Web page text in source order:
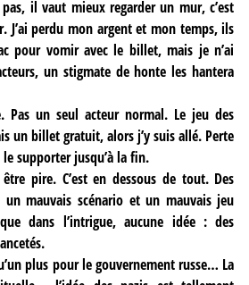
il vaut mieux regarder un mur, c’est
J’ai perdu mon argent et mon temps, ils
pour vomir avec le billet, mais je n’ai
un stigmate de honte les hantera
Pas un seul acteur normal. Le jeu des
un billet gratuit, alors j’y suis allé. Perte
le supporter jusqu’à la fin.
pire. C’est en dessous de tout. Des
un mauvais scénario et un mauvais jeu
dans l’intrigue, aucune idée : des
plus pour le gouvernement russe… La